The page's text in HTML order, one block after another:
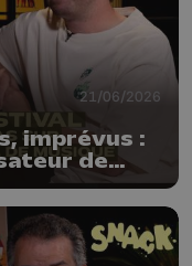
21/06/2026
imprévus :
de